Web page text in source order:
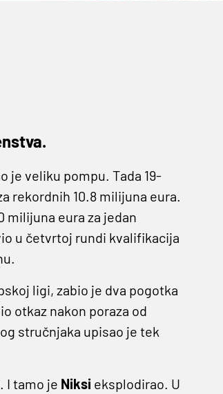
je veliku pompu. Tada 19-
rekordnih 10.8 milijuna eura.
milijuna eura za jedan
u četvrtoj rundi kvalifikacija
ligi, zabio je dva pogotka
otkaz nakon poraza od
stručnjaka upisao je tek
I tamo je Niksi eksplodirao. U